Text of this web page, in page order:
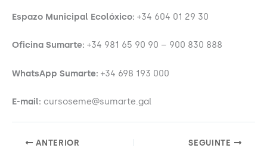
Espazo Municipal Ecolóxico: +34 604 01 29 30
Oficina Sumarte: +34 981 65 90 90 – 900 830 888
WhatsApp Sumarte: +34 698 193 000
E-mail: cursoseme@sumarte.gal
ANTERIOR SEGUINTE